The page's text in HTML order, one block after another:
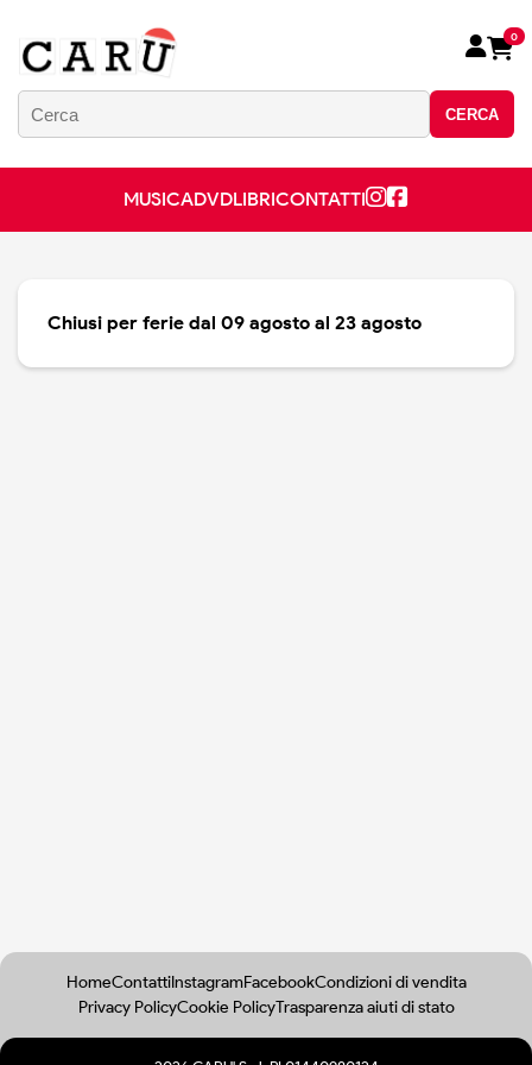
CERCA
0
MUSICADVDLIBRICONTATTI
Chiusi per ferie dal 09 agosto al 23 agosto
HomeContattiInstagramFacebookCondizioni di vendita
Privacy PolicyCookie PolicyTrasparenza aiuti di stato